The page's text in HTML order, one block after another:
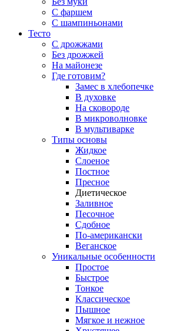
С фаршем
С шампиньонами
Тесто
С дрожжами
Без дрожжей
На майонезе
Где готовим?
Замес в хлебопечке
В духовке
На сковороде
В микроволновке
В мультиварке
Типы основы
Жидкое
Слоеное
Постное
Пресное
Диетическое
Заливное
Песочное
Сдобное
По-американски
Веганское
Уникальные особенности
Простое
Быстрое
Тонкое
Классическое
Пышное
Мягкое и нежное